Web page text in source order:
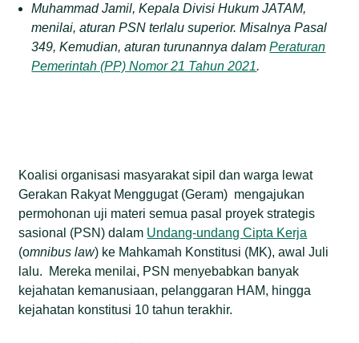
Muhammad Jamil, Kepala Divisi Hukum JATAM,
menilai, aturan PSN terlalu superior. Misalnya Pasal
349, Kemudian, aturan turunannya dalamPeraturan
Pemerintah (PP) Nomor 21 Tahun 2021.
Koalisi organisasi masyarakat sipil dan warga lewat
Gerakan Rakyat Menggugat (Geram) mengajukan
permohonan uji materi semua pasal proyek strategis
sasional (PSN) dalam Undang-undang Cipta Kerja
(omnibus law) ke Mahkamah Konstitusi (MK), awal Juli
lalu. Mereka menilai, PSN menyebabkan banyak
kejahatan kemanusiaan, pelanggaran HAM, hingga
kejahatan konstitusi 10 tahun terakhir.